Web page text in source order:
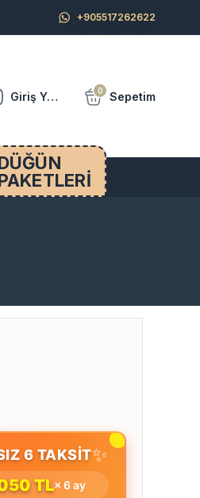
+905517262622
Giriş Yap 0 Sepetim
6 TAKSİT✨
TL× 6 ay